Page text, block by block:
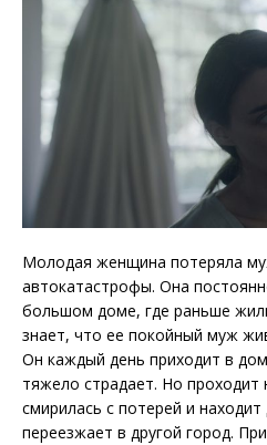
Молодая женщина потеряла
автокатастрофы. Она
большом доме, где раньше
знает, что ее покойный муж
Он каждый день приходит в
тяжело страдает. Но
смирилась с потерей и находит
переезжает в другой город.